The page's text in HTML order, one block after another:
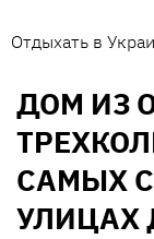
Отдыхать в
ДОМ ИЗ
САМЫХ
УЛИЦАХ